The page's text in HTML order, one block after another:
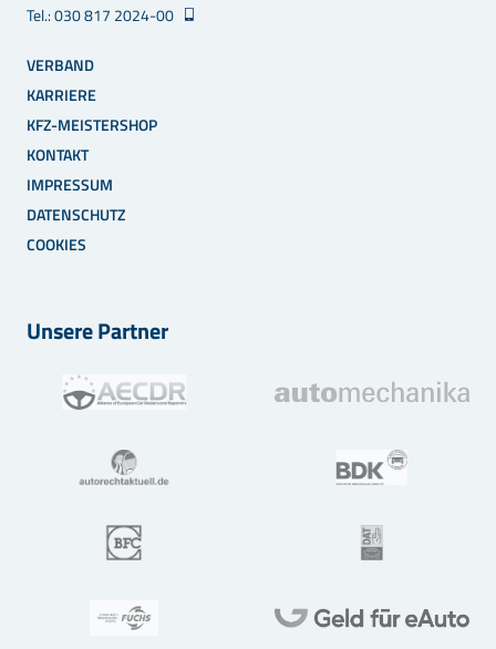
Tel.: 030 817 2024-00
VERBAND
KARRIERE
KFZ-MEISTERSHOP
KONTAKT
IMPRESSUM
DATENSCHUTZ
COOKIES
Unsere Partner